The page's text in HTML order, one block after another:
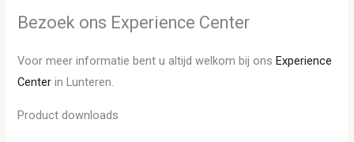
Bezoek ons Experience Center
Voor meer informatie bent u altijd welkom bij onsExperience
Center in Lunteren.
Product downloads